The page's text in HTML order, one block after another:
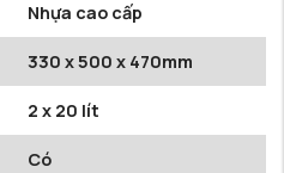
Nhựa cao cấp
330 x 500 x 470mm
2 x 20 lít
Có